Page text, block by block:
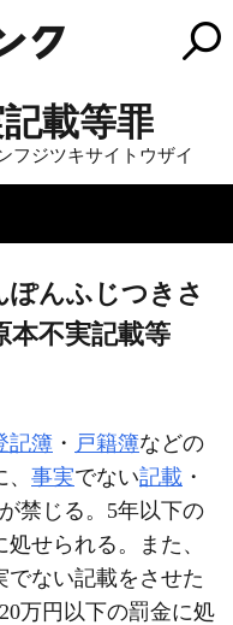
載等罪
フジツキサイトウザイ
んふじつきさ
本不実記載等
記簿 ・ 戸籍簿などの
、 事実でない記載 ・
禁じる。5年以下の
処せられる。また、
でない記載をさせた
万円以下の罰金に処